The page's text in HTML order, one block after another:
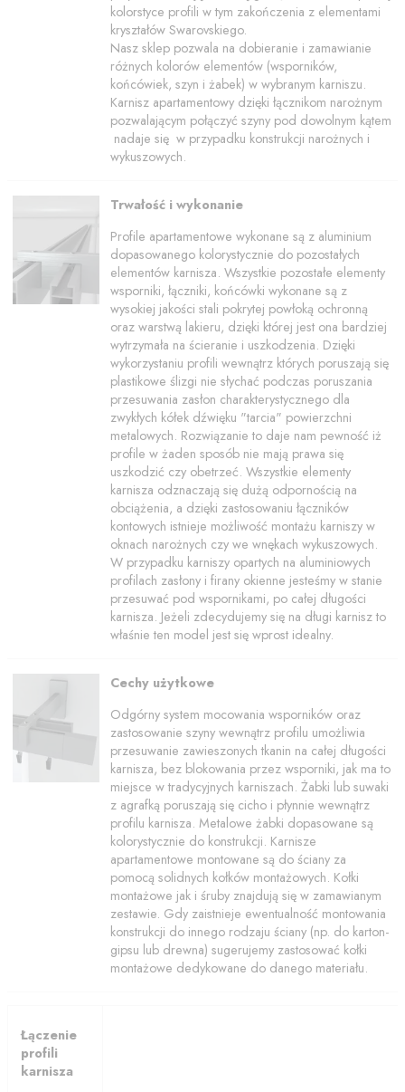
kolorstyce profili w tym zakończenia z elementami
kryształów Swarovskiego.
Nasz sklep pozwala na dobieranie i zamawianie
różnych kolorów elementów (wsporników,
końcówiek, szyn i żabek) w wybranym karniszu.
Karnisz apartamentowy dzięki łącznikom narożnym
pozwalającym połączyć szyny pod dowolnym kątem
nadaje się w przypadku konstrukcji narożnych i
wykuszowych.
Trwałość i wykonanie
Profile apartamentowe wykonane są z aluminium
dopasowanego kolorystycznie do pozostałych
elementów karnisza. Wszystkie pozostałe elementy
wsporniki, łączniki, końcówki wykonane są z
wysokiej jakości stali pokrytej powłoką ochronną
oraz warstwą lakieru, dzięki której jest ona bardziej
wytrzymała na ścieranie i uszkodzenia. Dzięki
wykorzystaniu profili wewnątrz których poruszają się
plastikowe ślizgi nie słychać podczas poruszania
przesuwania zasłon charakterystycznego dla
zwykłych kółek dźwięku "tarcia" powierzchni
metalowych. Rozwiązanie to daje nam pewność iż
profile w żaden sposób nie mają prawa się
uszkodzić czy obetrzeć. Wszystkie elementy
karnisza odznaczają się dużą odpornością na
obciążenia, a dzięki zastosowaniu łączników
kontowych istnieje możliwość montażu karniszy w
oknach narożnych czy we wnękach wykuszowych.
W przypadku karniszy opartych na aluminiowych
profilach zasłony i firany okienne jesteśmy w stanie
przesuwać pod wspornikami, po całej długości
karnisza. Jeżeli zdecydujemy się na długi karnisz to
właśnie ten model jest się wprost idealny.
Cechy użytkowe
Odgórny system mocowania wsporników oraz
zastosowanie szyny wewnątrz profilu umożliwia
przesuwanie zawieszonych tkanin na całej długości
karnisza, bez blokowania przez wsporniki, jak ma to
miejsce w tradycyjnych karniszach. Żabki lub suwaki
z agrafką poruszają się cicho i płynnie wewnątrz
profilu karnisza. Metalowe żabki dopasowane są
kolorystycznie do konstrukcji. Karnisze
apartamentowe montowane są do ściany za
pomocą solidnych kołków montażowych. Kołki
montażowe jak i śruby znajdują się w zamawianym
zestawie. Gdy zaistnieje ewentualność montowania
konstrukcji do innego rodzaju ściany (np. do karton-
gipsu lub drewna) sugerujemy zastosować kołki
montażowe dedykowane do danego materiału.
Łączenie
profili
karnisza